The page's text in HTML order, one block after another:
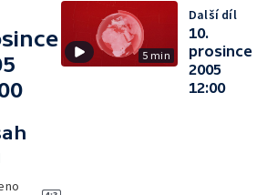
5 min
Další díl
10.
prosince
2005
12:00